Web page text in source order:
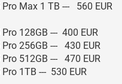
Max 1 TB --- 560 EUR
128GB --- 400 EUR
256GB --- 430 EUR
512GB --- 470 EUR
1TB --- 530 EUR